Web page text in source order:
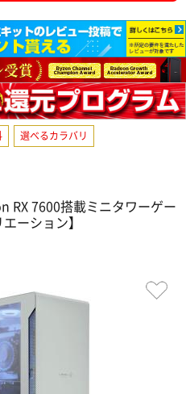
選べるカラバリ
RX 7600搭載ミニタワーゲー
ーション】